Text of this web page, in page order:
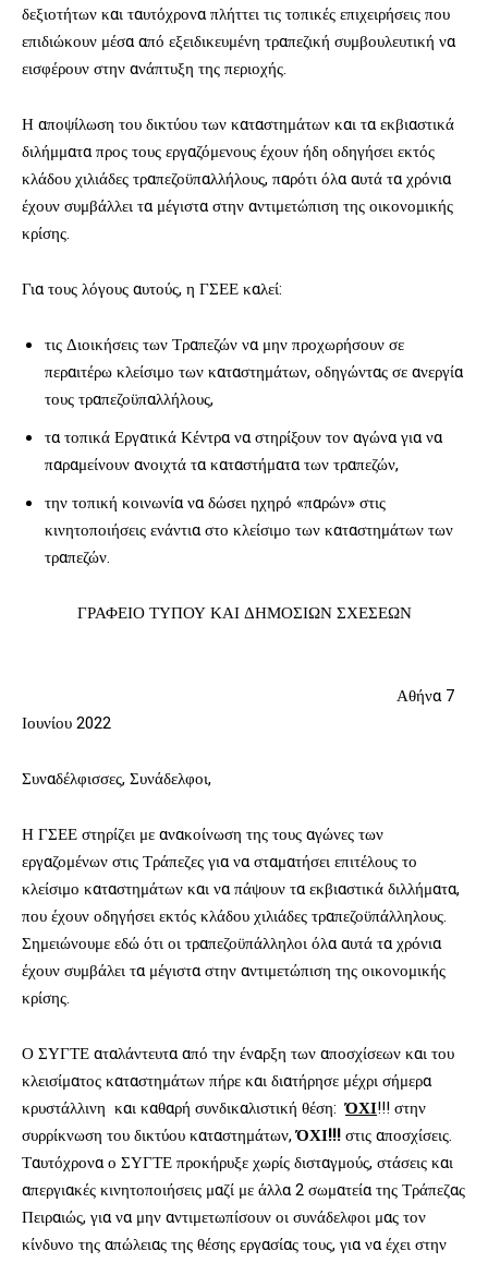
δεξιοτήτων και ταυτόχρονα πλήττει τις τοπικές επιχειρήσεις που
επιδιώκουν μέσα από εξειδικευμένη τραπεζική συμβουλευτική να
εισφέρουν στην ανάπτυξη της περιοχής.
Η αποψίλωση του δικτύου των καταστημάτων και τα εκβιαστικά
διλήμματα προς τους εργαζόμενους έχουν ήδη οδηγήσει εκτός
κλάδου χιλιάδες τραπεζοϋπαλλήλους, παρότι όλα αυτά τα χρόνια
έχουν συμβάλλει τα μέγιστα στην αντιμετώπιση της οικονομικής
κρίσης.
Για τους λόγους αυτούς, η ΓΣΕΕ καλεί:
τις Διοικήσεις των Τραπεζών να μην προχωρήσουν σε
περαιτέρω κλείσιμο των καταστημάτων, οδηγώντας σε ανεργία
τους τραπεζοϋπαλλήλους,
τα τοπικά Εργατικά Κέντρα να στηρίξουν τον αγώνα για να
παραμείνουν ανοιχτά τα καταστήματα των τραπεζών,
την τοπική κοινωνία να δώσει ηχηρό «παρών» στις
κινητοποιήσεις ενάντια στο κλείσιμο των καταστημάτων των
τραπεζών.
ΓΡΑΦΕΙΟ ΤΥΠΟΥ ΚΑΙ ΔΗΜΟΣΙΩΝ ΣΧΕΣΕΩΝ
Αθήνα 7
Ιουνίου 2022
Συναδέλφισσες, Συνάδελφοι,
Η ΓΣΕΕ στηρίζει με ανακοίνωση της τους αγώνες των
εργαζομένων στις Τράπεζες για να σταματήσει επιτέλους το
κλείσιμο καταστημάτων και να πάψουν τα εκβιαστικά διλλήματα,
που έχουν οδηγήσει εκτός κλάδου χιλιάδες τραπεζοϋπάλληλους.
Σημειώνουμε εδώ ότι οι τραπεζοϋπάλληλοι όλα αυτά τα χρόνια
έχουν συμβάλει τα μέγιστα στην αντιμετώπιση της οικονομικής
κρίσης.
Ο ΣΥΓΤΕ αταλάντευτα από την έναρξη των αποσχίσεων και του
κλεισίματος καταστημάτων πήρε και διατήρησε μέχρι σήμερα
κρυστάλλινη και καθαρή συνδικαλιστική θέση:ΌΧΙ!!! στην
συρρίκνωση του δικτύου καταστημάτων,ΌΧΙ!!!στις αποσχίσεις.
Ταυτόχρονα ο ΣΥΓΤΕ προκήρυξε χωρίς δισταγμούς, στάσεις και
απεργιακές κινητοποιήσεις μαζί με άλλα 2 σωματεία της Τράπεζας
Πειραιώς, για να μην αντιμετωπίσουν οι συνάδελφοι μας τον
κίνδυνο της απώλειας της θέσης εργασίας τους, για να έχει στην